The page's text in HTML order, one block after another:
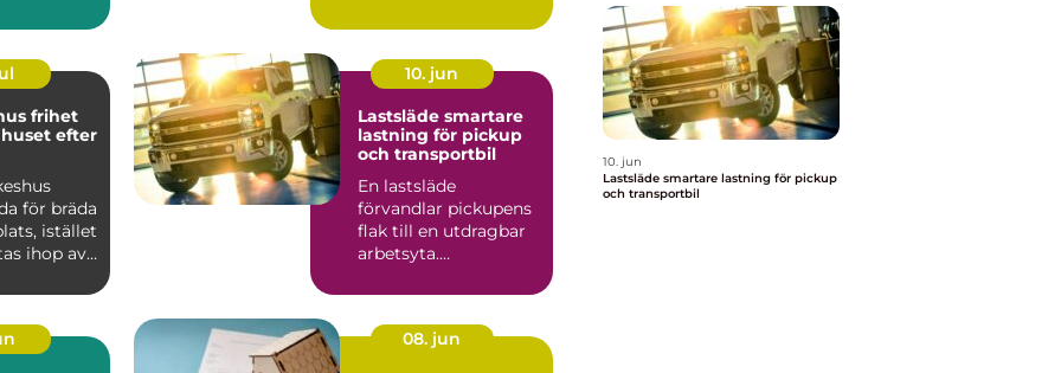
och h...
efter
för bräda
istället
ihop av
10. jun
Lastsläde smartare
lastning för pickup
och transportbil
En lastsläde
förvandlar pickupens
flak till en utdragbar
arbetsyta.
på skenor, l...
08. jun
10. jun
Lastsläde smartare lastning för pickup
och transportbil